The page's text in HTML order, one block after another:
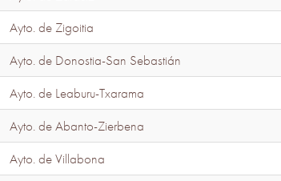
Ayto. de Zigoitia
Ayto. de Donostia-San Sebastián
Ayto. de Leaburu-Txarama
Ayto. de Abanto-Zierbena
Ayto. de Villabona